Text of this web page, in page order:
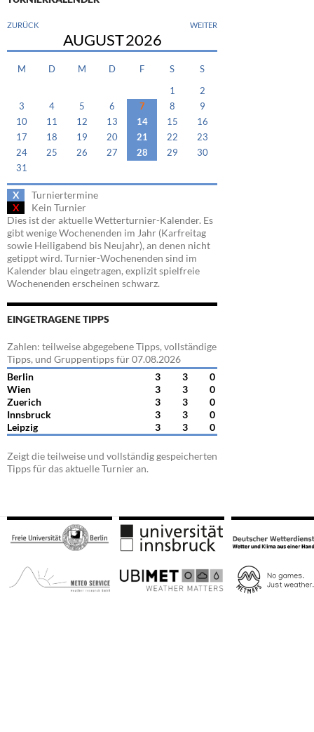
ZURÜCK WEITER
AUGUST2026
M D M D F S S
1
2
3
4 5 6 7 8
9
10
11 12 13 14 15
16
17
18 19 20 21 22
23
24
25 26 27 28 29
30
31
X
Turniertermine
X
Kein Turnier
Dies ist der aktuelle Wetterturnier-Kalender. Es
gibt wenige Wochenenden im Jahr (Karfreitag
sowie Heiligabend bis Neujahr), an denen nicht
getippt wird. Turnier-Wochenenden sind im
Kalender blau eingetragen, explizit spielfreie
Wochenenden erscheinen schwarz.
EINGETRAGENE TIPPS
Zahlen: teilweise abgegebene Tipps, vollständige
Tipps, und Gruppentipps für 07.08.2026
Berlin
3 3
0
Wien
3 3
0
Zuerich
3 3
0
Innsbruck
3 3
0
Leipzig
3 3 0
Zeigt die teilweise und vollständig gespeicherten
Tipps für das aktuelle Turnier an.